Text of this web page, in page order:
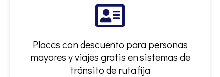
Placas con descuento para personas
mayores y viajes gratis en sistemas de
tránsito de ruta fija